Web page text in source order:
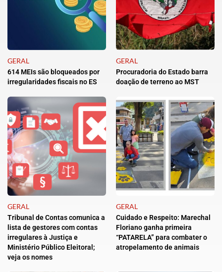
GERAL
614 MEIs são bloqueados por
irregularidades fiscais no ES
GERAL
Procuradoria do Estado barra
doação de terreno ao MST
GERAL
Tribunal de Contas comunica a
lista de gestores com contas
irregulares à Justiça e
Ministério Público Eleitoral;
veja os nomes
GERAL
Cuidado e Respeito: Marechal
Floriano ganha primeira
“PATARELA” para combater o
atropelamento de animais